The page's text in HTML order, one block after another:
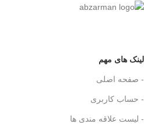
لینک های مهم
- صفحه اصلی
- حساب کاربری
- لیست علاقه مندی ها